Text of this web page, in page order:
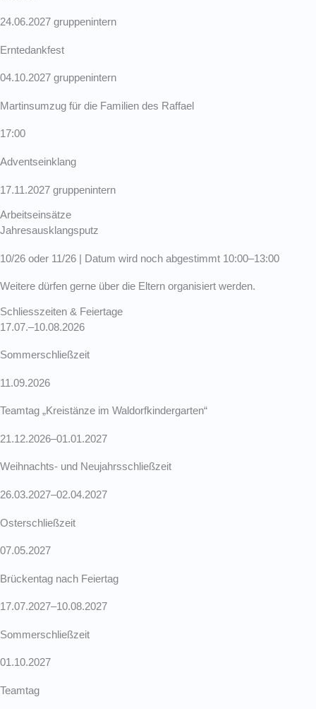
24.06.2027 gruppen­intern
Ernte­dankfest
04.10.2027 gruppen­intern
Martins­umzug für die Familien des Raffael
17:00
Advents­ein­klang
17.11.2027 gruppen­intern
Arbeitseinsätze
Jahres­aus­klang­sputz
10/26 oder 11/26 | Datum wird noch abgestimmt 10:00–13:00
Weitere dürfen gerne über die Eltern organi­siert werden.
Schliesszeiten & Feiertage
17.07.–10.08.2026
Sommer­schließzeit
11.09.2026
Teamtag „Kreis­tänze im Waldorf­kin­der­garten“
21.12.2026–01.01.2027
Weihnachts- und Neujahrs­schließzeit
26.03.2027–02.04.2027
Oster­schließzeit
07.05.2027
Brückentag nach Feiertag
17.07.2027–10.08.2027
Sommer­schließzeit
01.10.2027
Teamtag